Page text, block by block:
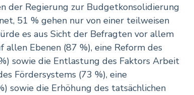
der Regierung zur Budgetkonsolidierung
51 % gehen nur von einer teilweisen
es aus Sicht der Befragten vor allem
allen Ebenen (87 %), eine Reform des
sowie die Entlastung des Faktors Arbeit
Fördersystems (73 %), eine
sowie die Erhöhung des tatsächlichen